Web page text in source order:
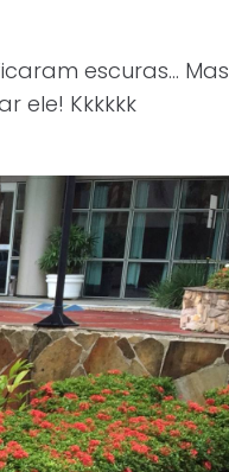
escuras… Mas
ele! Kkkkkk